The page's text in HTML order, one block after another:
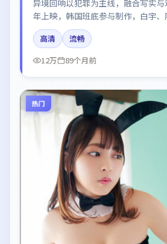
异境回响以犯罪为主线，融合写实
年上映，韩国班底参与制作，白宇
黄渤、于和伟在片中呈现细腻表演，
乐与剪辑强化了情绪曲线。
高清
流畅
12万
89个月前
热门